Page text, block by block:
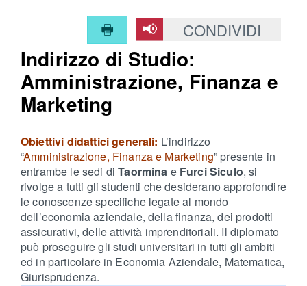
CONDIVIDI
Indirizzo di Studio:
Amministrazione, Finanza e
Marketing
Obiettivi didattici generali: L’indirizzo
“Amministrazione, Finanza e Marketing” presente in
entrambe le sedi diTaormina eFurci Siculo, si
rivolge a tutti gli studenti che desiderano approfondire
le conoscenze specifiche legate al mondo
dell’economia aziendale, della finanza, dei prodotti
assicurativi, delle attività imprenditoriali. Il diplomato
può proseguire gli studi universitari in tutti gli ambiti
ed in particolare in Economia Aziendale, Matematica,
Giurisprudenza.